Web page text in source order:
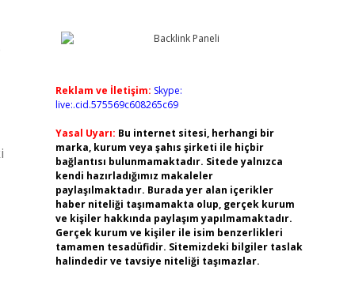
Reklam ve İletişim: Skype:
live:.cid.575569c608265c69
Yasal Uyarı: Bu internet sitesi, herhangi bir
marka, kurum veya şahıs şirketi ile hiçbir
bağlantısı bulunmamaktadır. Sitede yalnızca
kendi hazırladığımız makaleler
paylaşılmaktadır. Burada yer alan içerikler
haber niteliği taşımamakta olup, gerçek kurum
ve kişiler hakkında paylaşım yapılmamaktadır.
Gerçek kurum ve kişiler ile isim benzerlikleri
tamamen tesadüfidir. Sitemizdeki bilgiler taslak
halindedir ve tavsiye niteliği taşımazlar.